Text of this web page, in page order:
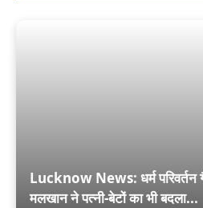
Lucknow News: धर्म परिवर्तन
मलखान ने पत्नी-बेटों का भी बदला...